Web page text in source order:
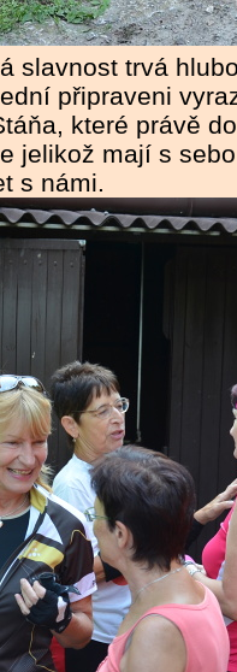
slavnost trvá
připraveni
které právě
jelikož mají s
s námi.